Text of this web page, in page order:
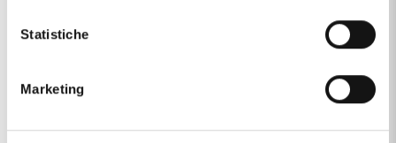
Statistiche
Marketing
donna
€35,00
cm con smalto oro rosa